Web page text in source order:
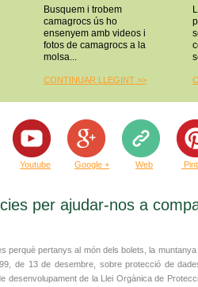
Busquem i trobem
camagrocs ús ho
ensenyem amb videos i
fotos de camagrocs a la
molsa...
CONTINUAR LLEGINT >>
Youtube Google + Web
per ajudar-nos a
perquè pertanys al món dels bolets, la
de 13 de desembre, sobre protecció de
desenvolupament de la Llei Orgànica de